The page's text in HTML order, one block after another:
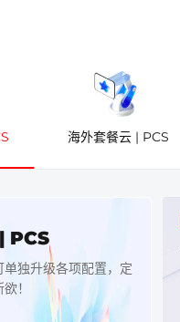
海外套餐云 | PCS
PCS
单独升级各项配置，定
！